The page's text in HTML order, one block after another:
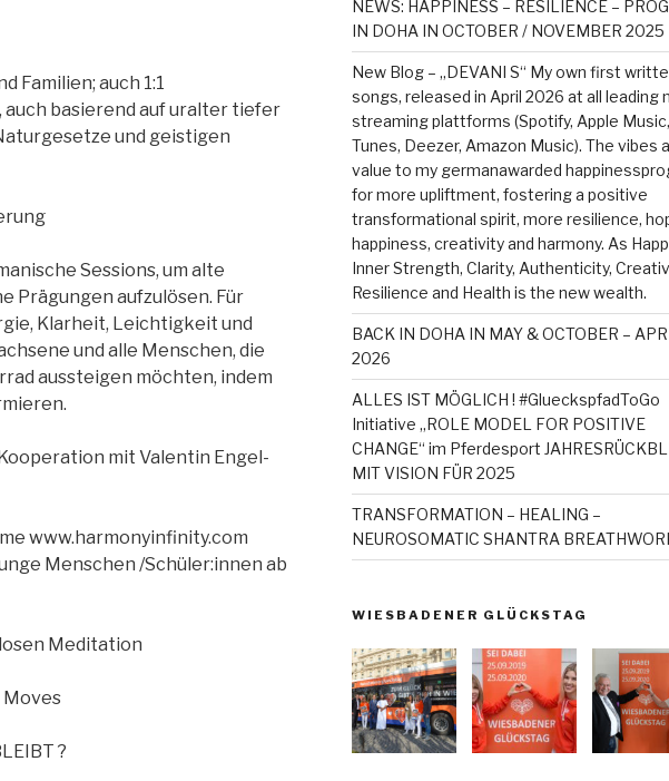
Familien; auch 1:1
basierend auf uralter tiefer
und geistigen
Sessions, um alte
Prägungen aufzulösen. Für
Klarheit, Leichtigkeit und
und alle Menschen, die
aussteigen möchten, indem
Kooperation mit Valentin Engel-
www.harmonyinfinity.com
Menschen /Schüler:innen ab
Meditation
Moves
?
NEWS: HAPPINESS – RESILIENCE –
IN DOHA IN OCTOBER / NOVEMBER 2025
New Blog – „DEVANI S“ My own first
songs, released in April 2026 at all leading
streaming plattforms (Spotify, Apple
Tunes, Deezer, Amazon Music). The vibes
value to my germanawarded
for more upliftment, fostering a positive
transformational spirit, more resilience,
happiness, creativity and harmony. As
Inner Strength, Clarity, Authenticity,
Resilience and Health is the new wealth.
BACK IN DOHA IN MAY & OCTOBER –
2026
ALLES IST MÖGLICH ! #GlueckspfadToGo
Initiative „ROLE MODEL FOR POSITIVE
CHANGE“ im Pferdesport
MIT VISION FÜR 2025
TRANSFORMATION – HEALING –
NEUROSOMATIC SHANTRA
WIESBADENER GLÜCKSTAG